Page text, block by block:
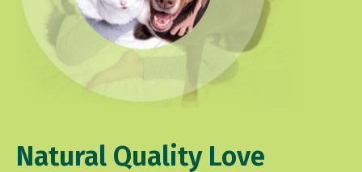
Natural Quality Love